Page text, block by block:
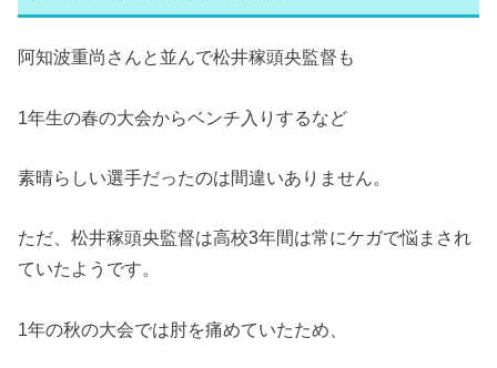
阿知波重尚さんと並んで松井稼頭央監督も
1年生の春の大会からベンチ入りするなど
素晴らしい選手だったのは間違いありません。
ただ、松井稼頭央監督は高校3年間は常にケガで悩まされ
ていたようです。
1年の秋の大会では肘を痛めていたため、